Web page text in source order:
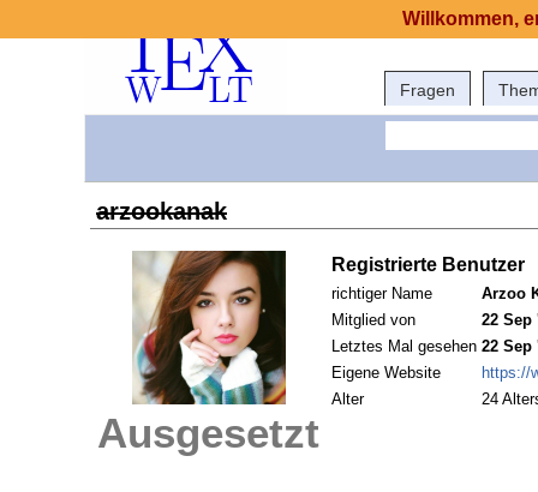
Fragen
arzookanak
Ausgesetzt
Registrierte Benutzer
richtiger Name
Arzoo
Mitglied von
22 Sep
Letztes Mal gesehen 22 Sep
Eigene Website
https://
Alter
24
Willkommen,